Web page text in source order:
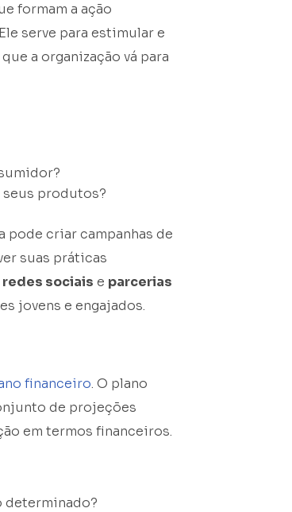
formam a ação
serve para estimular e
a organização vá para
seus produtos?
pode criar campanhas de
suas práticas
redes sociais e parcerias
jovens e engajados.
financeiro. O plano
de projeções
em termos financeiros.
determinado?